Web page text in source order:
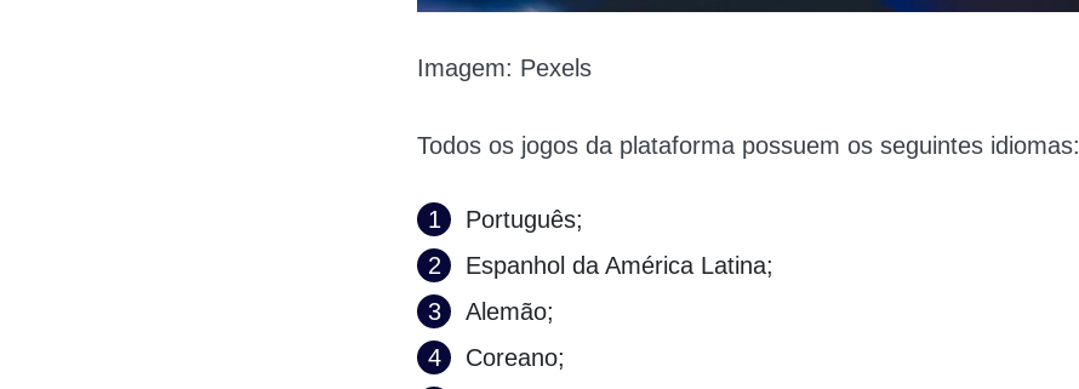
Imagem: Pexels
Todos os jogos da plataforma possuem os seguintes idiomas:
Português;
Espanhol da América Latina;
Alemão;
Coreano;